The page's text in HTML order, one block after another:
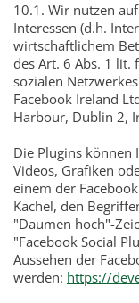
10.1. Wir nutzen
Interessen (d.h.
wirtschaftlichem
des Art. 6 Abs. 1 lit.
sozialen
Facebook Ireland
Harbour, Dublin 2,
Die Plugins können
Videos, Grafiken
einem der
Kachel, den
"Daumen hoch"-
"Facebook Social
Aussehen der
werden: https://